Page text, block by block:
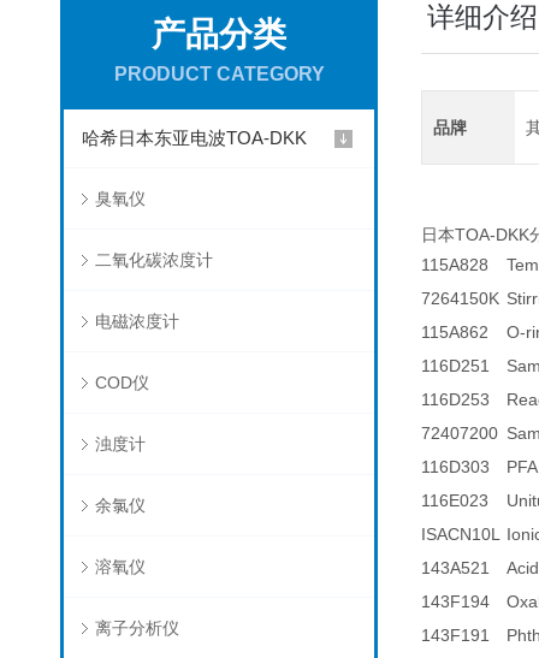
产品分类
PRODUCT CATEGORY
哈希日本东亚电波TOA-DKK
臭氧仪
二氧化碳浓度计
电磁浓度计
COD仪
浊度计
余氯仪
溶氧仪
离子分析仪
详细介绍
品牌
日本TOA-DKK
115A828
7264150K
115A862
O-
116D251
116D253
72407200
116D303
116E023
ISACN10L
143A521
143F194
143F191